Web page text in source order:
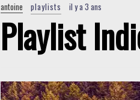
antoine playlists il y a 3 ans
Playlist